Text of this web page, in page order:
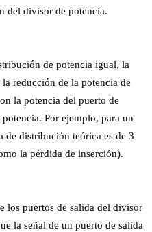
del divisor de potencia.
de potencia igual, la
reducción de la potencia de
la potencia del puerto de
Por ejemplo, para un
de distribución teórica es de 3
la pérdida de inserción).
los puertos de salida del divisor
la señal de un puerto de salida